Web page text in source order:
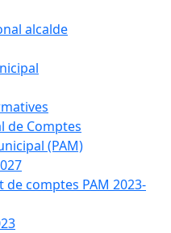
alcalde
de Comptes
(PAM)
de comptes PAM 2023-